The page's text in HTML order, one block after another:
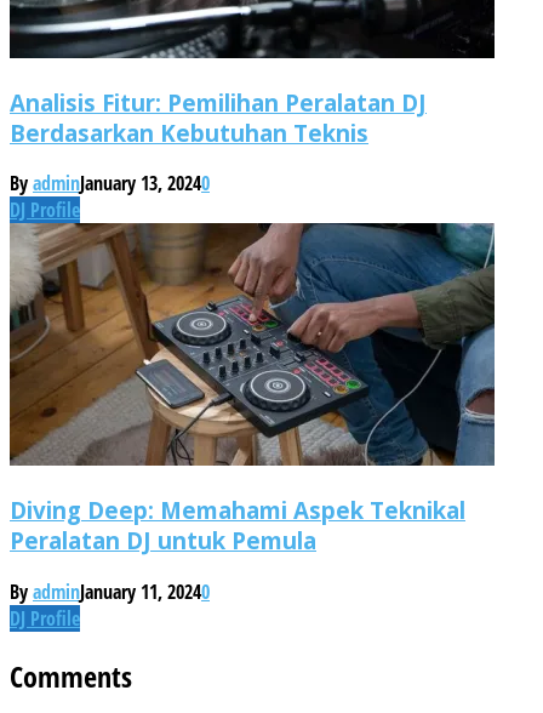
Analisis Fitur: Pemilihan Peralatan DJ
Berdasarkan Kebutuhan Teknis
ByadminJanuary 13, 20240
DJ Profile
Diving Deep: Memahami Aspek Teknikal
Peralatan DJ untuk Pemula
ByadminJanuary 11, 20240
DJ Profile
Comments